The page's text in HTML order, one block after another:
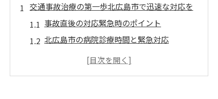
交通事故治療の第一歩北広島市で迅速な対応を
事故直後の対応緊急時のポイント
北広島市の病院診療時間と緊急対応
事故現場から病院までの移動手段